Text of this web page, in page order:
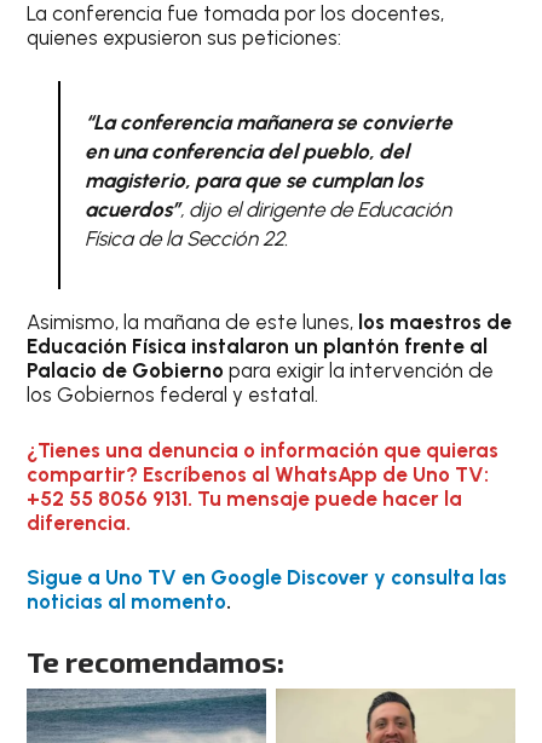
La conferencia fue tomada por los docentes,
quienes expusieron sus peticiones:
“La conferencia mañanera se convierte
en una conferencia del pueblo, del
magisterio, para que se cumplan los
acuerdos”, dijo el dirigente de Educación
Física de la Sección 22.
Asimismo, la mañana de este lunes, los maestros de
Educación Física instalaron un plantón frente al
Palacio de Gobierno para exigir la intervención de
los Gobiernos federal y estatal.
¿Tienes una denuncia o información que quieras
compartir? Escríbenos al WhatsApp de Uno TV:
+52 55 8056 9131. Tu mensaje puede hacer la
diferencia.
Sigue a Uno TV en Google Discover y consulta las
noticias al momento.
Te recomendamos: